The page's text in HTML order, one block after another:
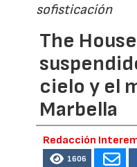
sofisticación
The
cielo y el
Marbella
Redacción
1606